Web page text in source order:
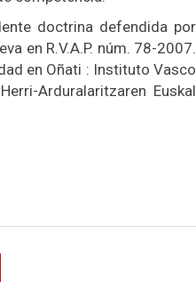
doctrina defendida por
en R.V.A.P. núm. 78-2007.
en Oñati : Instituto Vasco
Arduralaritzaren Euskal